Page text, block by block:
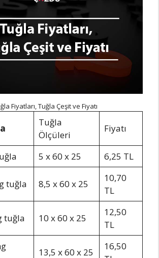
Fiyatları, Tuğla Çeşit ve Fiyatı
Tuğla
Ölçüleri
Fiyatı
5 x 60 x 25 6,25 TL
tuğla 8,5 x 60 x 25
10,70
TL
tuğla 10 x 60 x 25
12,50
TL
13,5 x 60 x 25
16,50